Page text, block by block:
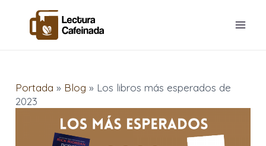
Portada » Blog » Los libros más esperados de
2023
Navegación